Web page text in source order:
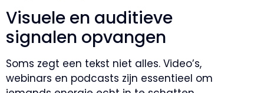
Visuele en auditieve
signalen opvangen
Soms zegt een tekst niet alles. Video’s,
webinars en podcasts zijn essentieel om